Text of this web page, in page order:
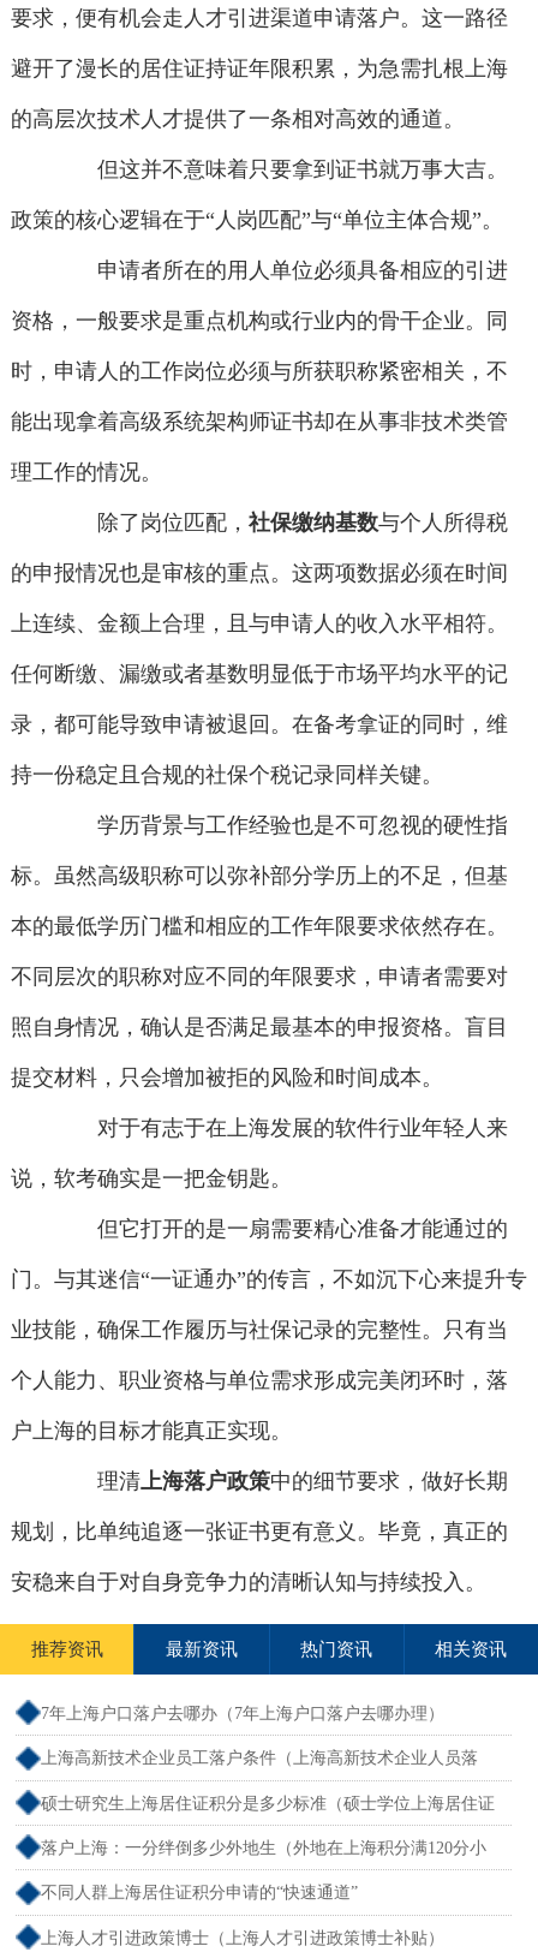
要求，便有机会走人才引进渠道申请落户。这一路径
避开了漫长的居住证持证年限积累，为急需扎根上海
的高层次技术人才提供了一条相对高效的通道。
但这并不意味着只要拿到证书就万事大吉。
政策的核心逻辑在于“人岗匹配”与“单位主体合规”。
申请者所在的用人单位必须具备相应的引进
资格，一般要求是重点机构或行业内的骨干企业。同
时，申请人的工作岗位必须与所获职称紧密相关，不
能出现拿着高级系统架构师证书却在从事非技术类管
理工作的情况。
除了岗位匹配，社保缴纳基数与个人所得税
的申报情况也是审核的重点。这两项数据必须在时间
上连续、金额上合理，且与申请人的收入水平相符。
任何断缴、漏缴或者基数明显低于市场平均水平的记
录，都可能导致申请被退回。在备考拿证的同时，维
持一份稳定且合规的社保个税记录同样关键。
学历背景与工作经验也是不可忽视的硬性指
标。虽然高级职称可以弥补部分学历上的不足，但基
本的最低学历门槛和相应的工作年限要求依然存在。
不同层次的职称对应不同的年限要求，申请者需要对
照自身情况，确认是否满足最基本的申报资格。盲目
提交材料，只会增加被拒的风险和时间成本。
对于有志于在上海发展的软件行业年轻人来
说，软考确实是一把金钥匙。
但它打开的是一扇需要精心准备才能通过的
门。与其迷信“一证通办”的传言，不如沉下心来提升专
业技能，确保工作履历与社保记录的完整性。只有当
个人能力、职业资格与单位需求形成完美闭环时，落
户上海的目标才能真正实现。
理清上海落户政策中的细节要求，做好长期
规划，比单纯追逐一张证书更有意义。毕竟，真正的
安稳来自于对自身竞争力的清晰认知与持续投入。
推荐资讯 最新资讯 热门资讯 相关资讯
7年上海户口落户去哪办（7年上海户口落户去哪办理）
上海高新技术企业员工落户条件（上海高新技术企业人员落
户）
硕士研究生上海居住证积分是多少标准（硕士学位上海居住证
积分）
落户上海：一分绊倒多少外地生（外地在上海积分满120分小
孩可以考上海大学吗）
不同人群上海居住证积分申请的“快速通道”
上海人才引进政策博士（上海人才引进政策博士补贴）